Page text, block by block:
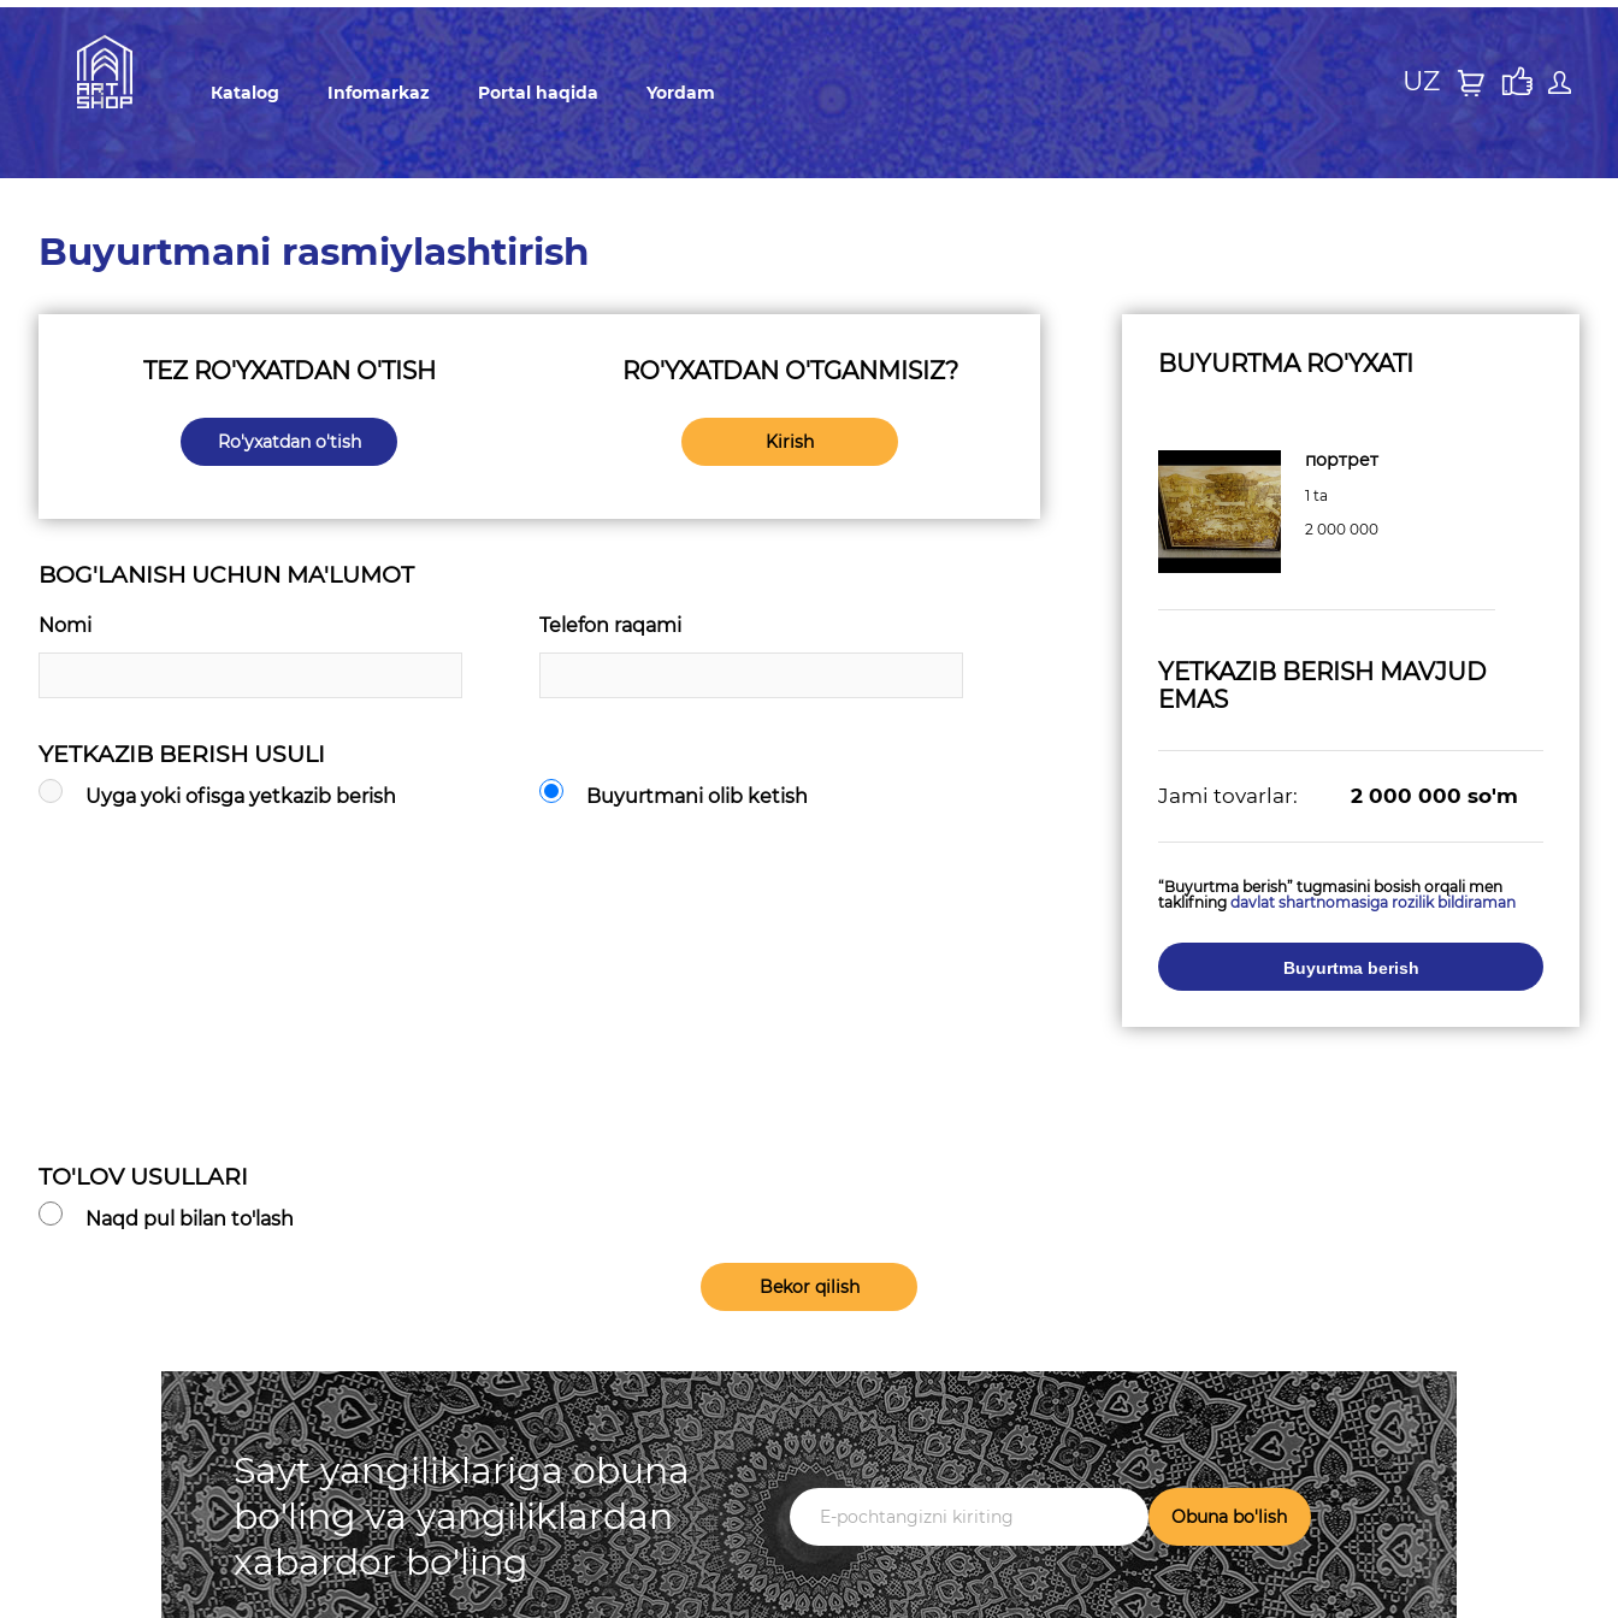
Кatalog Infomarkaz Portal haqida Yordam UZ
Buyurtmani rasmiylashtirish
TEZ RO'YXATDAN O'TISH
Ro'yxatdan o'tish
RO'YXATDAN O'TGANMISIZ?
Kirish
BOG'LANISH UCHUN MA'LUMOT
Nomi Telefon raqami
YETKAZIB BERISH USULI
Uyga yoki ofisga yetkazib berish Buyurtmani olib ketish
TO'LOV USULLARI
Naqd pul bilan to'lash
BUYURTMA RO'YXATI
портрет
1 ta
2 000 000
YETKAZIB BERISH MAVJUD
EMAS
Jami tovarlar: 2 000 000 so'm
“Buyurtma berish” tugmasini bosish orqali men
taklifning davlat shartnomasiga rozilik bildiraman
Buyurtma berish
Bekor qilish
Sayt yangiliklariga obuna
bo'ling va yangiliklardan
xabardor bo'ling
Obuna bo'lish